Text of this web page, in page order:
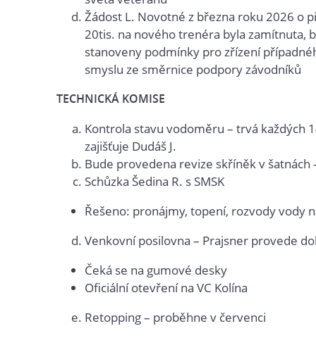
Žádost L. Novotné z března roku 2026 o
20tis. na nového trenéra byla zamítnuta,
stanoveny podmínky pro zřízení
smyslu ze směrnice podpory závodníků
TECHNICKÁ KOMISE
Kontrola stavu vodoměru – trvá každých
zajišťuje Dudáš J.
Bude provedena revize skříněk v šatnách
Schůzka Šedina R. s SMSK
Řešeno: pronájmy, topení, rozvody vody
Venkovní posilovna – Prajsner provede
Čeká se na gumové desky
Oficiální otevření na VC Kolína
Retopping – proběhne v červenci